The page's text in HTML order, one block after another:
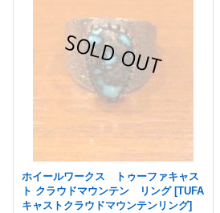
ホイールワークス トゥーファキャス
ト クラウドマウンテン リング [TUFA
キャストクラウドマウンテンリング]